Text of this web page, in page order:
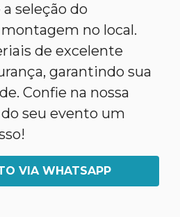
seleção do
no local.
de excelente
garantindo sua
Confie na nossa
seu evento um
VIA WHATSAPP